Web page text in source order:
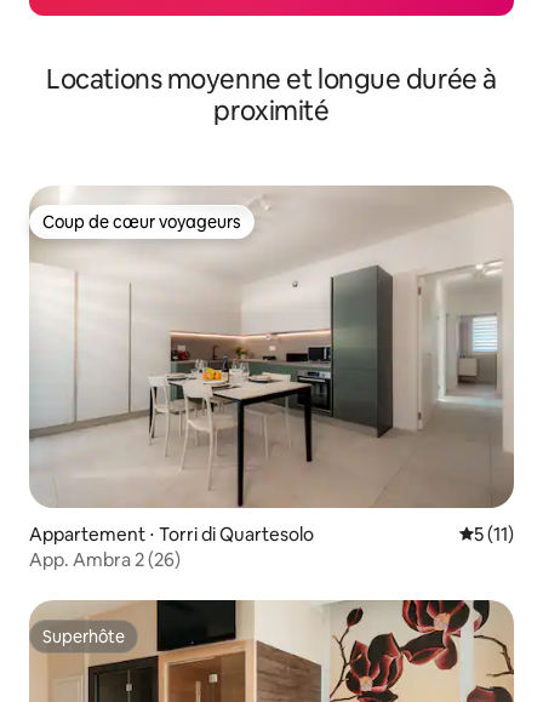
Locations moyenne et longue durée à
proximité
Coup de cœur voyageurs
Coup de cœur voyageurs
Appartement ⋅ Torri di Quartesolo
5 (11)
App. Ambra 2 (26)
Superhôte
Superhôte